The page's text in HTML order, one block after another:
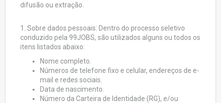
difusão ou extração.
1. Sobre dados pessoais: Dentro do processo seletivo
conduzido pela 99JOBS, são utilizados alguns ou todos os
itens listados abaixo:
Nome completo.
Números de telefone fixo e celular, endereços de e-
mail e redes sociais.
Data de nascimento.
Número da Carteira de Identidade (RG), e/ou